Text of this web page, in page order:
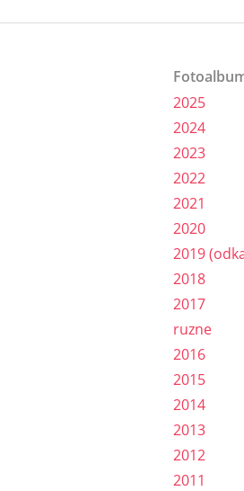
2025
2024
2023
2022
2021
2020
2019
2018
2017
ruzne
2016
2015
2014
2013
2012
2011